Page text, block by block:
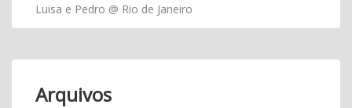
Luisa e Pedro @ Rio de Janeiro
Arquivos